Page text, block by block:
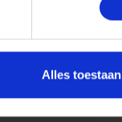
Alles toestaan
STF